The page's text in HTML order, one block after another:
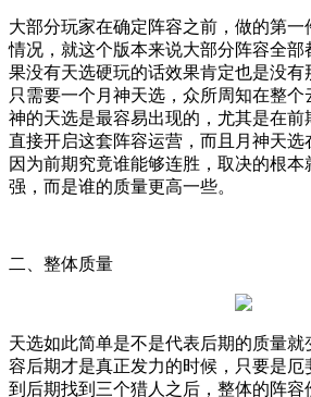
大部分玩家在确定阵容之前，做的第
情况，就这个版本来说大部分阵容全部
果没有天选硬玩的话效果肯定也是没
只需要一个月神天选，众所周知在整个
神的天选是最容易出现的，尤其是在前
直接开启这套阵容运营，而且月神天选
因为前期究竟谁能够连胜，取决的根
强，而是谁的质量更高一些。
二、整体质量
天选如此简单是不是代表后期的质量
容后期才是真正发力的时候，只要是
到后期找到三个猎人之后，整体的阵容